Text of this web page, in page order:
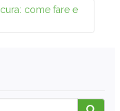
come fare e